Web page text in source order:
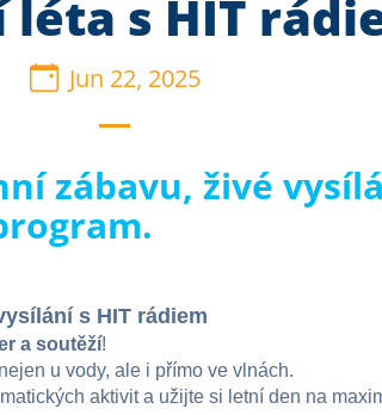
léta s HIT
Jun 22, 2025
zábavu, živé
s HIT rádiem
a soutěží!
u vody, ale i přímo ve vlnách.
aktivit a užijte si letní den na